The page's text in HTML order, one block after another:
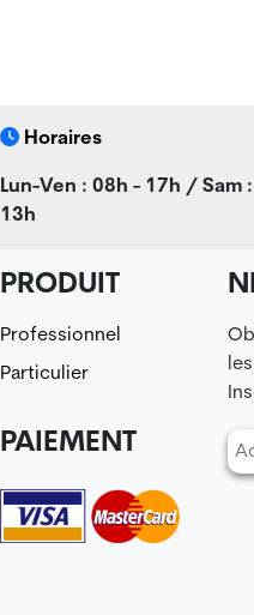
Horaires
Lun-Ven : 08h - 17h / Sam
13h
PRODUIT
Professionnel
Particulier
PAIEMENT